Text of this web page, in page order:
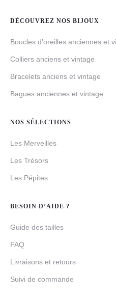
DÉCOUVREZ NOS BIJOUX
Boucles d’oreilles anciennes et
Colliers anciens et vintage
Bracelets anciens et vintage
Bagues anciennes et vintage
NOS SÉLECTIONS
Les Merveilles
Les Trésors
Les Pépites
BESOIN D’AIDE ?
Guide des tailles
FAQ
Livraisons et retours
Suivi de commande